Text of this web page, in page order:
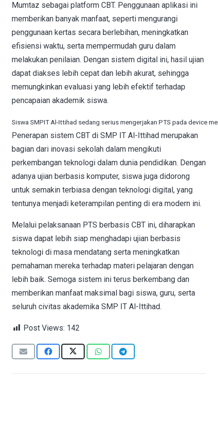
Mumtaz sebagai platform CBT. Penggunaan aplikasi ini
memberikan banyak manfaat, seperti mengurangi
penggunaan kertas secara berlebihan, meningkatkan
efisiensi waktu, serta mempermudah guru dalam
melakukan penilaian. Dengan sistem digital ini, hasil ujian
dapat diakses lebih cepat dan lebih akurat, sehingga
memungkinkan evaluasi yang lebih efektif terhadap
pencapaian akademik siswa.
Siswa SMPIT Al-Ittihad sedang serius mengerjakan PTS pada device
Penerapan sistem CBT di SMP IT Al-Ittihad merupakan
bagian dari inovasi sekolah dalam mengikuti
perkembangan teknologi dalam dunia pendidikan. Dengan
adanya ujian berbasis komputer, siswa juga didorong
untuk semakin terbiasa dengan teknologi digital, yang
tentunya menjadi keterampilan penting di era modern ini.
Melalui pelaksanaan PTS berbasis CBT ini, diharapkan
siswa dapat lebih siap menghadapi ujian berbasis
teknologi di masa mendatang serta meningkatkan
pemahaman mereka terhadap materi pelajaran dengan
lebih baik. Semoga sistem ini terus berkembang dan
memberikan manfaat maksimal bagi siswa, guru, serta
seluruh civitas akademika SMP IT Al-Ittihad.
Post Views: 142